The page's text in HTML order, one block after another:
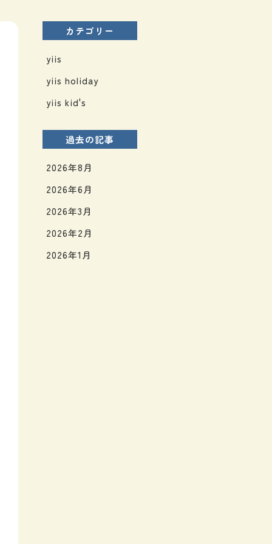
カテゴリー
yiis
yiis holiday
yiis kid's
過去の記事
2026年8月
2026年6月
2026年3月
2026年2月
2026年1月